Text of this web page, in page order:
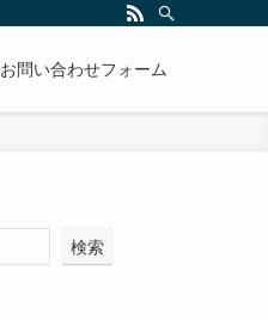
お問い合わせフォーム
検索